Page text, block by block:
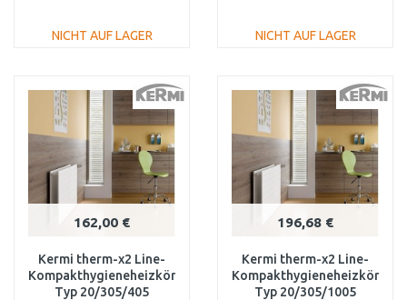
NICHT AUF LAGER
Vergleichen
NICHT AUF LAGER
Vergleichen
162,00 €
Kermi therm-x2 Line-
Kompakthygieneheizkörper
Typ 20/305/405
196,68 €
Kermi therm-x2 Line-
Kompakthygieneheizkörper
Typ 20/305/1005